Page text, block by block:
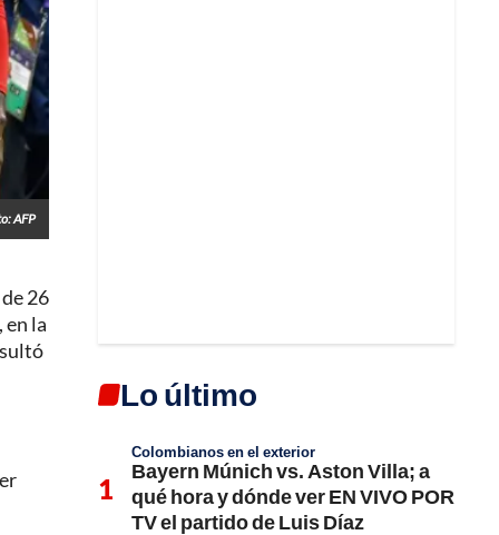
AFP
26
en la
Lo último
Colombianos en el exterior
Bayern Múnich vs. Aston Villa; a
qué hora y dónde ver EN VIVO POR
TV el partido de Luis Díaz